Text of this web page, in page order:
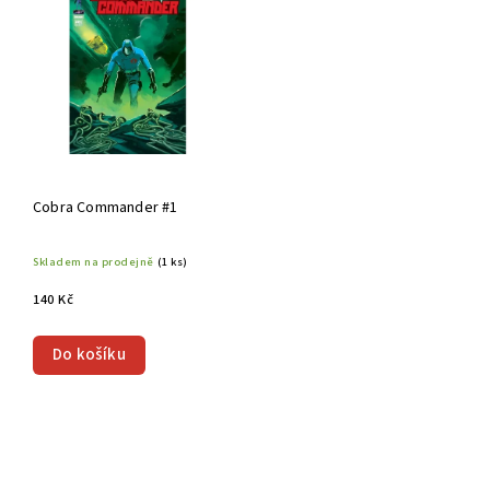
Cobra Commander #1
Skladem na prodejně (1 ks)
140 Kč
Do košíku